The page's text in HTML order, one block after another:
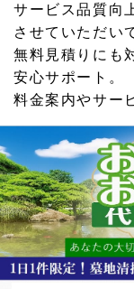
サービス品質向
させていただい
無料見積りにも
安心サポート。
料金案内やサー